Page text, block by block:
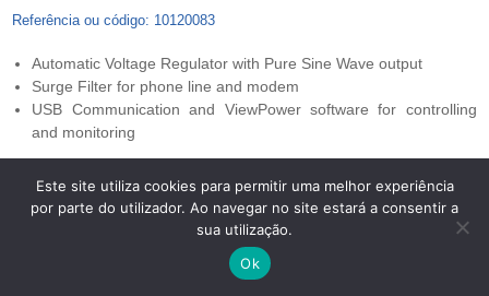
Referência ou código: 10120083
Automatic Voltage Regulator with Pure Sine Wave output
Surge Filter for phone line and modem
USB Communication and ViewPower software for controlling
and monitoring
Copyright © 2026 UPS Powerwalker. Todos os direitos
Centros de Arbitragem- Termos de Privacidade e
Livro de Reclamações Eletrónico
Este site utiliza cookies para permitir uma melhor experiência
por parte do utilizador. Ao navegar no site estará a consentir a
sua utilização.
Ok